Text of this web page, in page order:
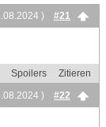
) #21
Spoilers
Zitieren
)
#22